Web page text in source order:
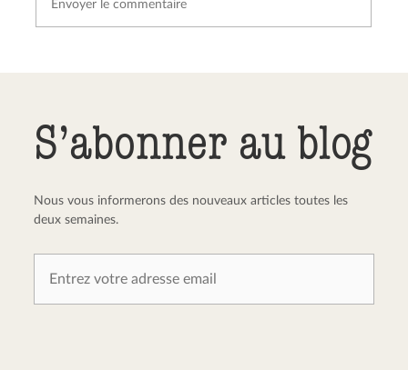
S’abonner au blog
Nous vous informerons des nouveaux articles toutes les
deux semaines.